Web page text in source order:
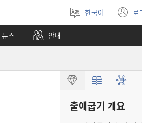
언어
선택
한국어 로
(
창
뉴스 안내
출애굽기 개요